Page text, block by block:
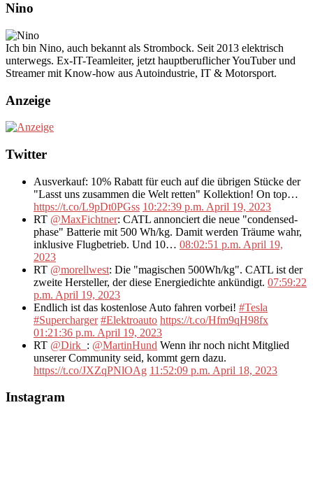
Nino
Ich bin Nino, auch bekannt als Strombock. Seit 2013 elektrisch
unterwegs. Ex-IT-Teamleiter, jetzt hauptberuflicher YouTuber und
Streamer mit Know-how aus Autoindustrie, IT & Motorsport.
Anzeige
Twitter
Ausverkauf: 10% Rabatt für euch auf die übrigen Stücke der
"Lasst uns zusammen die Welt retten" Kollektion! On top…
https://t.co/L9pDt0PGss 10:22:39 p.m. April 19, 2023
RT @MaxFichtner: CATL annonciert die neue "condensed-
phase" Batterie mit 500 Wh/kg. Damit werden Träume wahr,
inklusive Flugbetrieb. Und 10… 08:02:51 p.m. April 19,
2023
RT @morellwest: Die "magischen 500Wh/kg". CATL ist der
zweite Hersteller, der diese Energiedichte ankündigt. 07:59:22
p.m. April 19, 2023
Endlich ist das kostenlose Auto fahren vorbei! #Tesla
#Supercharger #Elektroauto https://t.co/Hfm9qH98fx
01:21:36 p.m. April 19, 2023
RT @Dirk_ : @MartinHund Wenn ihr noch nicht Mitglied
unserer Community seid, kommt gern dazu.
https://t.co/JXZqPNlOAg 11:52:09 p.m. April 18, 2023
Instagram